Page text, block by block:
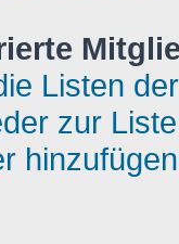
Listen
zur